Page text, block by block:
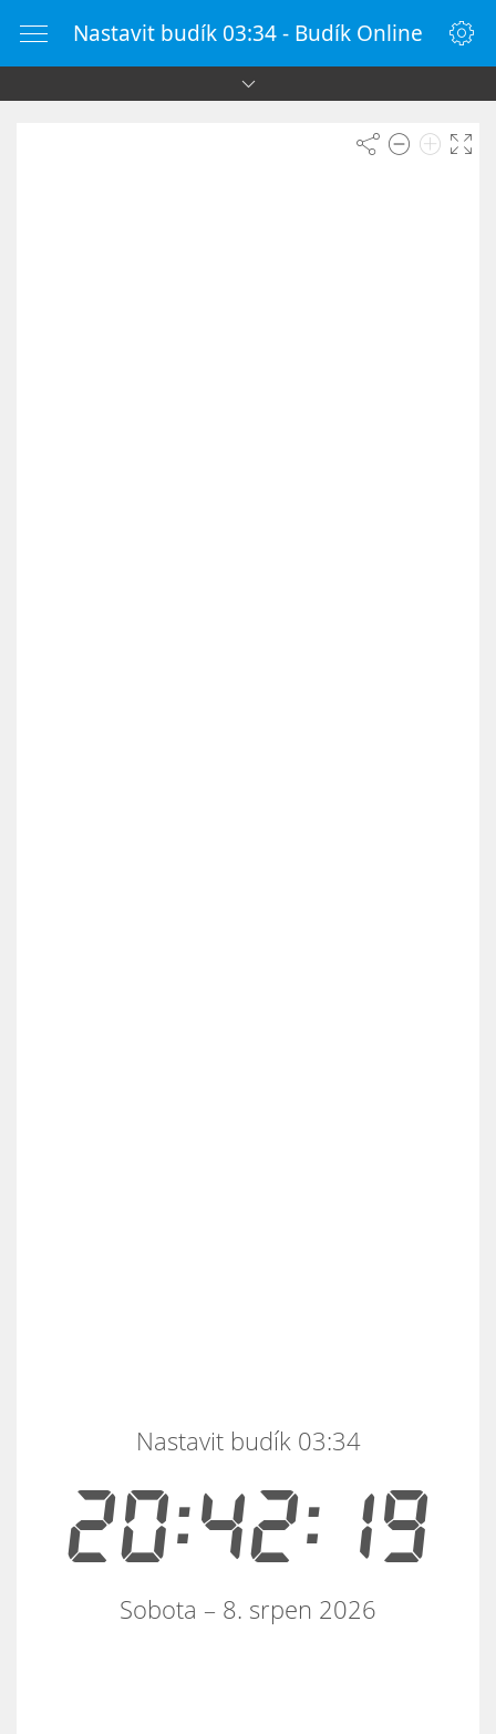
Nastavit budík 03:34 - Budík Online
20:42:20
Nastavit budík 03:34
Sobota – 8. srpen 2026